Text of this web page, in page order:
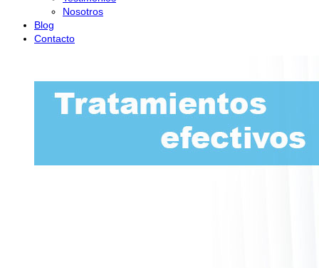
Nosotros
Blog
Contacto